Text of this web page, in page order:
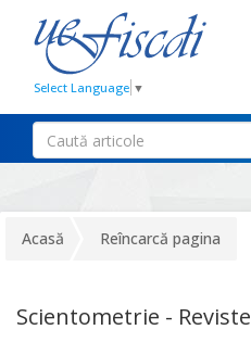
Select Language ▼
Acasă Reîncarcă pagina
Scientometrie - Reviste